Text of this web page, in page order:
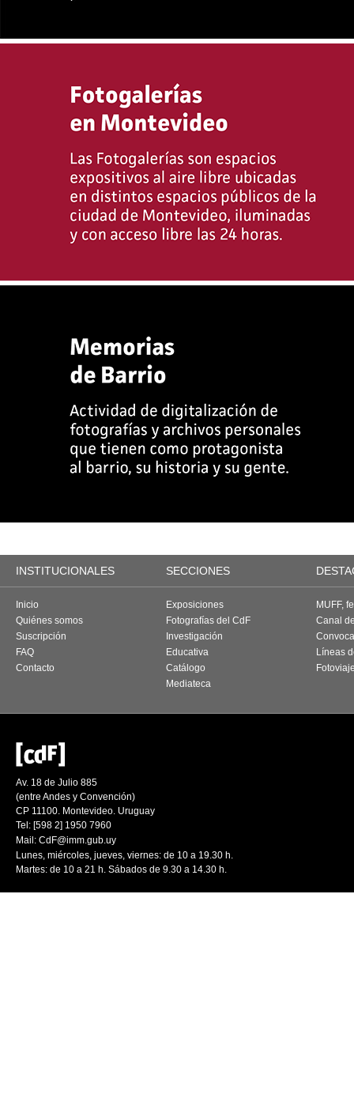
INSTITUCIONALES SECCIONES
Inicio
Quiénes somos
Suscripción
FAQ
Contacto
Exposiciones
Fotografías del CdF
Investigación
Educativa
Catálogo
Mediateca
MUFF,
Canal
Líneas
Av. 18 de Julio 885
(entre Andes y Convención)
CP 11100. Montevideo. Uruguay
Tel: [598 2] 1950 7960
Mail: CdF@imm.gub.uy
Lunes, miércoles, jueves, viernes: de 10 a 19.30 h.
Martes: de 10 a 21 h. Sábados de 9.30 a 14.30 h.